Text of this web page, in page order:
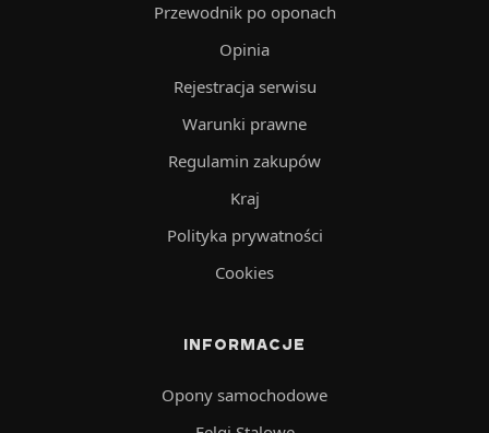
Przewodnik po oponach
Opinia
Rejestracja serwisu
Warunki prawne
Regulamin zakupów
Kraj
Polityka prywatności
Cookies
INFORMACJE
Opony samochodowe